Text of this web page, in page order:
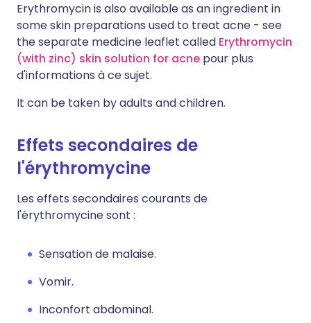
Erythromycin is also available as an ingredient in
some skin preparations used to treat acne - see
the separate medicine leaflet called Erythromycin
(with zinc) skin solution for acne pour plus
d'informations à ce sujet.
It can be taken by adults and children.
Effets secondaires de
l'érythromycine
Les effets secondaires courants de
l'érythromycine sont :
Sensation de malaise.
Vomir.
Inconfort abdominal.